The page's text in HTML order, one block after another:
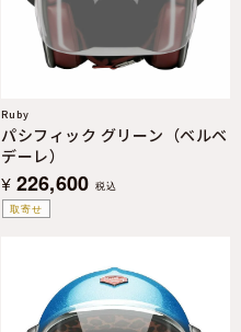
取寄せ
Ruby
パシフィック グリーン（ベルベ
デーレ）
¥ 226,600 税込